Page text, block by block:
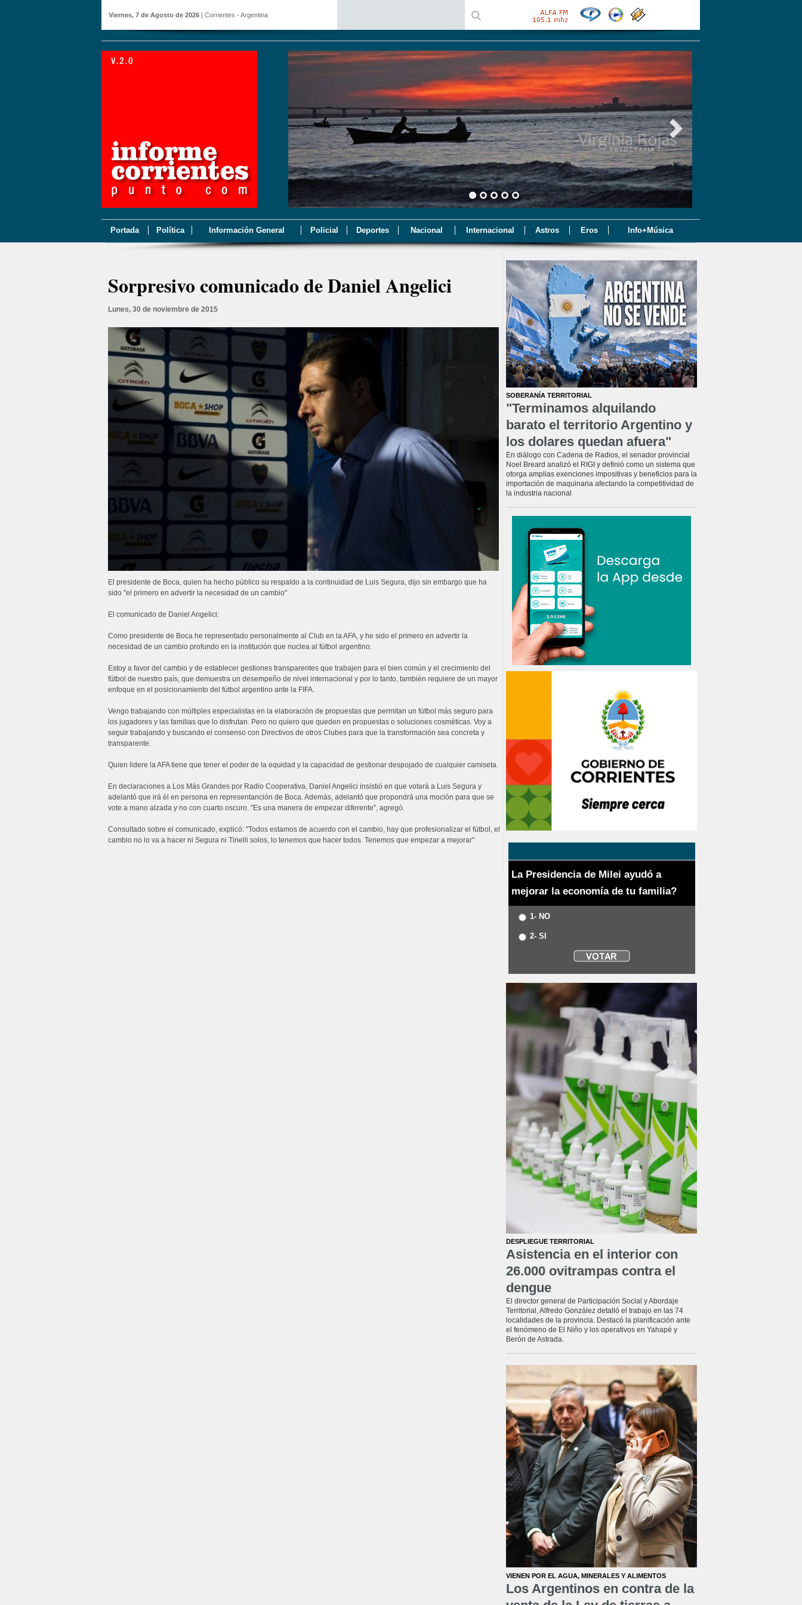
Viernes, 7 de Agosto de 2026 | Corrientes - Argentina
Portada Política Información General Policial Deportes Nacional Internacional Astros Eros Info+Música
Sorpresivo comunicado de Daniel Angelici
Lunes, 30 de noviembre de 2015
El presidente de Boca, quien ha hecho público su respaldo a la continuidad de Luis Segura, dijo sin embargo que ha
sido "el primero en advertir la necesidad de un cambio"
El comunicado de Daniel Angelici:
Como presidente de Boca he representado personalmente al Club en la AFA, y he sido el primero en advertir la
necesidad de un cambio profundo en la institución que nuclea al fútbol argentino.
Estoy a favor del cambio y de establecer gestiones transparentes que trabajen para el bien común y el crecimiento del
fútbol de nuestro país, que demuestra un desempeño de nivel internacional y por lo tanto, también requiere de un mayor
enfoque en el posicionamiento del fútbol argentino ante la FIFA.
Vengo trabajando con múltiples especialistas en la elaboración de propuestas que permitan un fútbol más seguro para
los jugadores y las familias que lo disfrutan. Pero no quiero que queden en propuestas o soluciones cosméticas. Voy a
seguir trabajando y buscando el consenso con Directivos de otros Clubes para que la transformación sea concreta y
transparente.
Quien lidere la AFA tiene que tener el poder de la equidad y la capacidad de gestionar despojado de cualquier camiseta.
En declaraciones a Los Más Grandes por Radio Cooperativa, Daniel Angelici insistió en que votará a Luis Segura y
adelantó que irá él en persona en representanción de Boca. Además, adelantó que propondrá una moción para que se
vote a mano alzada y no con cuarto oscuro. "Es una manera de empezar diferente", agregó.
Consultado sobre el comunicado, explicó: "Todos estamos de acuerdo con el cambio, hay que profesionalizar el fútbol, el
cambio no lo va a hacer ni Segura ni Tinelli solos, lo tenemos que hacer todos. Tenemos que empezar a mejorar"
SOBERANÍA TERRITORIAL
"Terminamos alquilando
barato el territorio Argentino y
los dolares quedan afuera"
En diálogo con Cadena de Radios, el senador provincial
Noel Breard analizó el RIGI y definió como un sistema que
otorga amplias exenciones impositivas y beneficios para la
importación de maquinaria afectando la competitividad de
la industria nacional
La Presidencia de Milei ayudó a
mejorar la economía de tu familia?
1- NO
2- SI
DESPLIEGUE TERRITORIAL
Asistencia en el interior con
26.000 ovitrampas contra el
dengue
El director general de Participación Social y Abordaje
Territorial, Alfredo González detalló el trabajo en las 74
localidades de la provincia. Destacó la planificación ante
el fenómeno de El Niño y los operativos en Yahapé y
Berón de Astrada.
VIENEN POR EL AGUA, MINERALES Y ALIMENTOS
Los Argentinos en contra de la